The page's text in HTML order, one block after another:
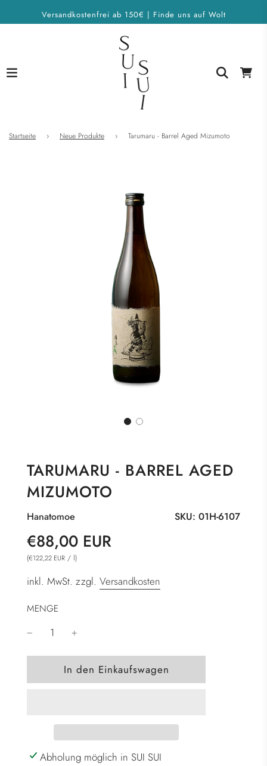
Versandkostenfrei ab 150€ | Finde uns auf Wolt
Startseite › Neue Produkte › Tarumaru - Barrel Aged Mizumoto
TARUMARU - BARREL AGED
MIZUMOTO
SKU: 01H-6107
Hanatomoe
Sonderpreis
Normaler
Preis
€88,00 EUR
(€122,22 EUR / l)
inkl. MwSt. zzgl. Versandkosten
MENGE
W
i
g
e
l
In den Einkaufswagen
Abholung möglich in SUI SUI